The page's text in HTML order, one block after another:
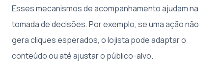
Esses mecanismos de acompanhamento ajudam na
tomada de decisões. Por exemplo, se uma ação não
gera cliques esperados, o lojista pode adaptar o
conteúdo ou até ajustar o público-alvo.